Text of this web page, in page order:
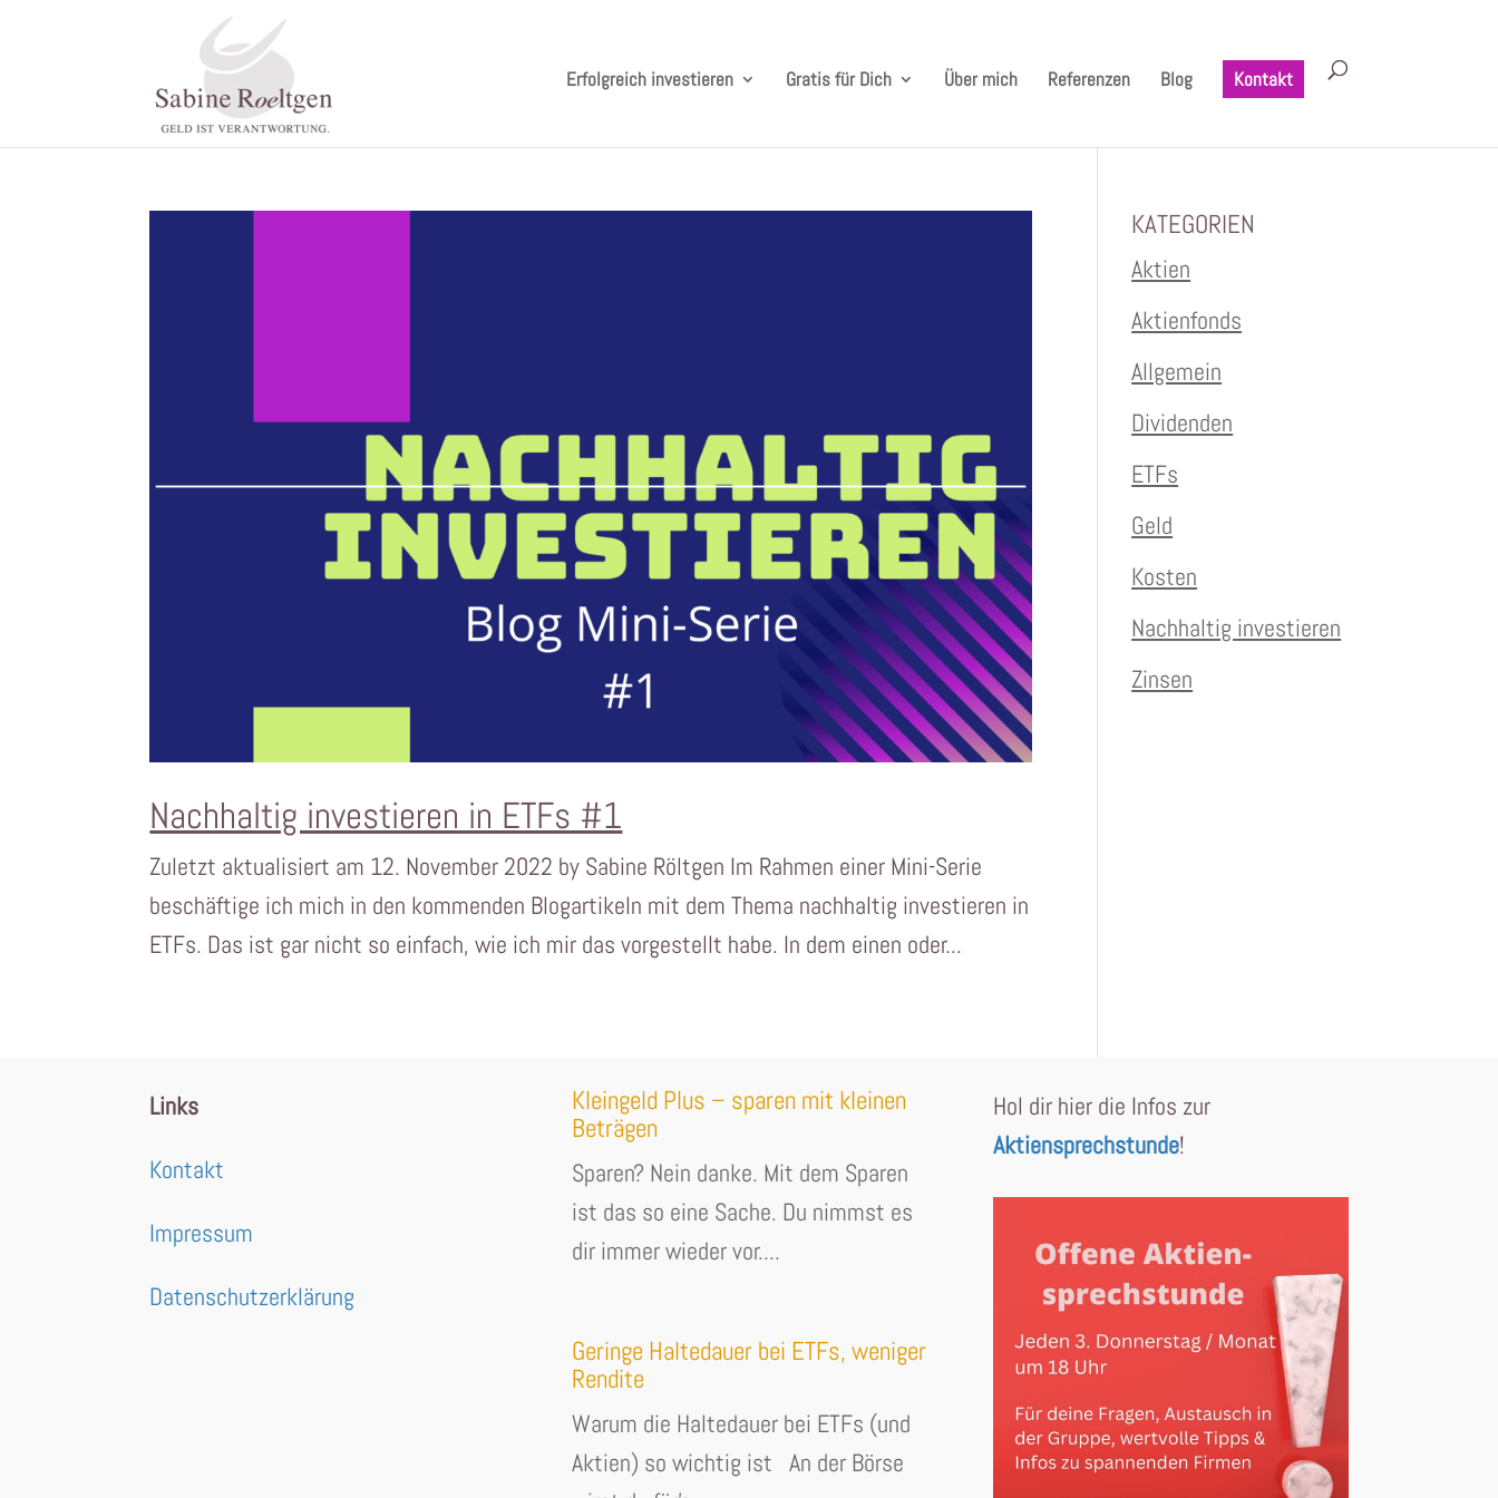
Erfolgreich investieren Gratis für Dich Über mich Referenzen Blog Kontakt
Nachhaltig investieren in ETFs #1
Zuletzt aktualisiert am 12. November 2022 by Sabine Röltgen Im Rahmen einer Mini-Serie
beschäftige ich mich in den kommenden Blogartikeln mit dem Thema nachhaltig investieren in
ETFs. Das ist gar nicht so einfach, wie ich mir das vorgestellt habe. In dem einen oder...
KATEGORIEN
Aktien
Aktienfonds
Allgemein
Dividenden
ETFs
Geld
Kosten
Nachhaltig investieren
Zinsen
Links
Kontakt
Impressum
Datenschutzerklärung
Kleingeld Plus – sparen mit kleinen
Beträgen
Sparen? Nein danke. Mit dem Sparen
ist das so eine Sache. Du nimmst es
dir immer wieder vor....
Geringe Haltedauer bei ETFs, weniger
Rendite
Warum die Haltedauer bei ETFs (und
Aktien) so wichtig ist An der Börse
Hol dir hier die Infos zur
Aktiensprechstunde!